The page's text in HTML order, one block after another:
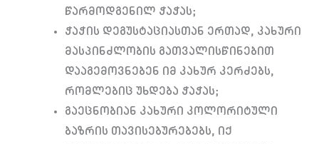
წარმოდგენილ ჭაჭას;
ჭაჭის დეგუსტაციასთან ერთად, კახური
მასპინძლობის გათვალისწინებით
დააგემოვნებენ იმ კახურ კერძებს,
რომლებიც უხდება ჭაჭას;
გაეცნობიან კახური კოლორიტული
ბაზრის თავისებურებებს, იქ